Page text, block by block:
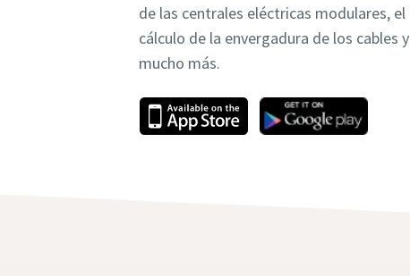
de las centrales eléctricas modulares, el
cálculo de la envergadura de los cables y
mucho más.